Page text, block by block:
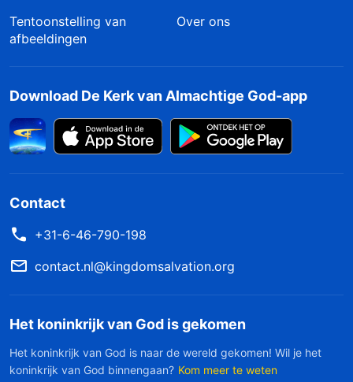
Tentoonstelling van
afbeeldingen
Over ons
Download De Kerk van Almachtige God-app
Contact
+31-6-46-790-198
contact.nl@kingdomsalvation.org
Het koninkrijk van God is gekomen
Het koninkrijk van God is naar de wereld gekomen! Wil je het
koninkrijk van God binnengaan? Kom meer te weten